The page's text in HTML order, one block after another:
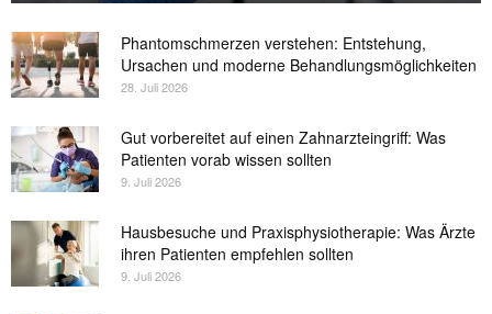
Phantomschmerzen verstehen: Entstehung,
Ursachen und moderne Behandlungsmöglichkeiten
28. Juli 2026
Gut vorbereitet auf einen Zahnarzteingriff: Was
Patienten vorab wissen sollten
9. Juli 2026
Hausbesuche und Praxisphysiotherapie: Was Ärzte
ihren Patienten empfehlen sollten
9. Juli 2026